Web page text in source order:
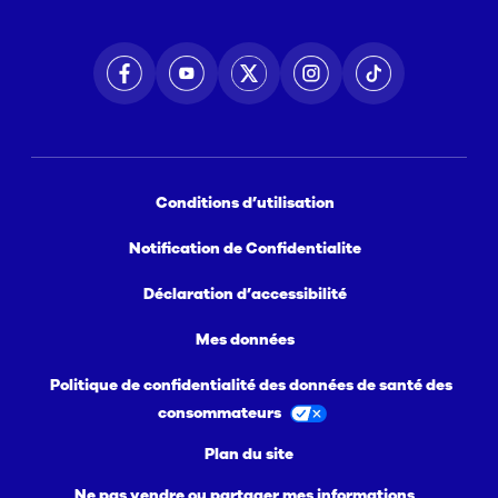
Conditions d’utilisation
Notification de Confidentialite
Déclaration d’accessibilité
Mes données
Politique de confidentialité des données de santé des
consommateurs
Plan du site